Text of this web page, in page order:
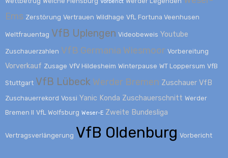
Ems Zerstörung Vertrauen Wildhage VfL Fortuna Veenhusen
Weltfrauentag VfB Uplengen Videobeweis Youtube
Zuschauerzahlen VfB Germania Wiesmoor Vorbereitung
Vorverkauf Zusage VfV Hildesheim Winterpause WT Loppersum VfB
Stuttgart VfB Lübeck Werder Bremen Zuschauer VfB
Zuschauerrekord Vossi Yanic Konda Zuschauerschnitt Werder
Bremen II VfL Wolfsburg Weser-E Zweite Bundesliga
Vertragsverlängerung VfB Oldenburg Vorbericht